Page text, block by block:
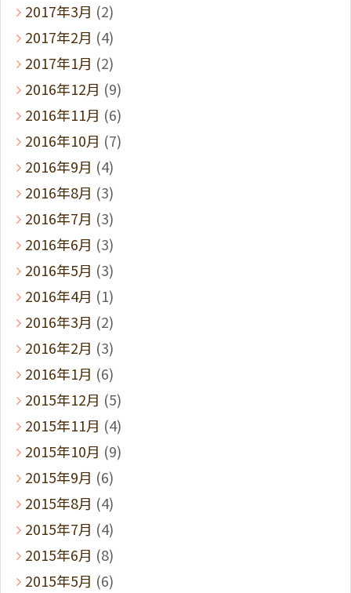
2017年3月 (2)
2017年2月 (4)
2017年1月 (2)
2016年12月 (9)
2016年11月 (6)
2016年10月 (7)
2016年9月 (4)
2016年8月 (3)
2016年7月 (3)
2016年6月 (3)
2016年5月 (3)
2016年4月 (1)
2016年3月 (2)
2016年2月 (3)
2016年1月 (6)
2015年12月 (5)
2015年11月 (4)
2015年10月 (9)
2015年9月 (6)
2015年8月 (4)
2015年7月 (4)
2015年6月 (8)
2015年5月 (6)